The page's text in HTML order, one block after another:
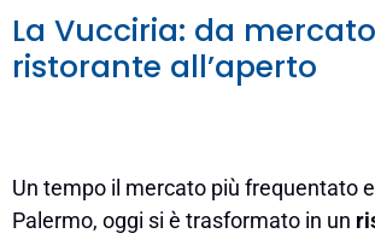
La Vucciria: da
ristorante all’aperto
Un tempo il mercato più frequentato
Palermo, oggi si è trasformato in un